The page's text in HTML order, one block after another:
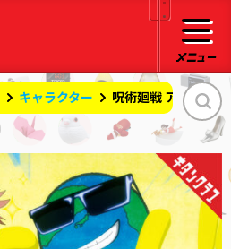
キャラクター 呪術廻戦 アクリル